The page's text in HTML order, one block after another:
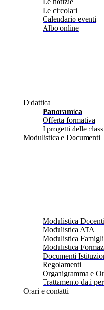
Le notizie
Le circolari
Calendario eventi
Albo online
Didattica
Panoramica
Offerta formativa
I progetti delle classi
Modulistica e Documenti
Modulistica Docenti
Modulistica ATA
Modulistica
Modulistica
Documenti
Regolamenti
Organigramma e
Trattamento dati
Orari e contatti